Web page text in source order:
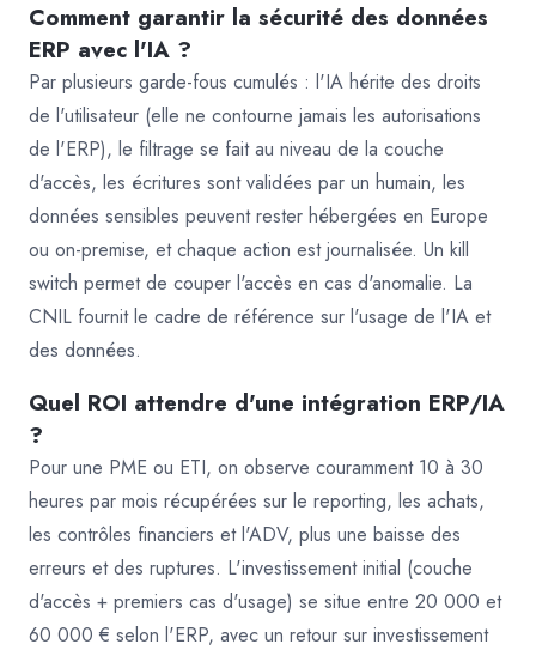
Comment garantir la sécurité des données
ERP avec l'IA ?
Par plusieurs garde-fous cumulés : l'IA hérite des droits
de l'utilisateur (elle ne contourne jamais les autorisations
de l'ERP), le filtrage se fait au niveau de la couche
d'accès, les écritures sont validées par un humain, les
données sensibles peuvent rester hébergées en Europe
ou on-premise, et chaque action est journalisée. Un kill
switch permet de couper l'accès en cas d'anomalie. La
CNIL fournit le cadre de référence sur l'usage de l'IA et
des données.
Quel ROI attendre d'une intégration ERP/IA
?
Pour une PME ou ETI, on observe couramment 10 à 30
heures par mois récupérées sur le reporting, les achats,
les contrôles financiers et l'ADV, plus une baisse des
erreurs et des ruptures. L'investissement initial (couche
d'accès + premiers cas d'usage) se situe entre 20 000 et
60 000 € selon l'ERP, avec un retour sur investissement